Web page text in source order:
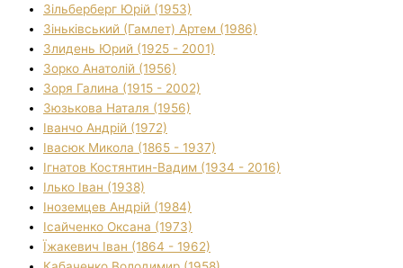
Зільберберг Юрій (1953)
Зіньківський (Гамлет) Артем (1986)
Злидень Юрий (1925 - 2001)
Зорко Анатолій (1956)
Зоря Галина (1915 - 2002)
Зюзькова Наталя (1956)
Іванчо Андрій (1972)
Івасюк Микола (1865 - 1937)
Ігнатов Костянтин-Вадим (1934 - 2016)
Ілько Іван (1938)
Іноземцев Андрій (1984)
Ісайченко Оксана (1973)
Їжакевич Іван (1864 - 1962)